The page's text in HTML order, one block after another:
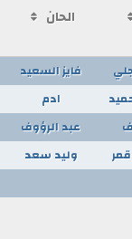
الحان
فايز السعيد
ادم
عبد الرؤوف
وليد سعد